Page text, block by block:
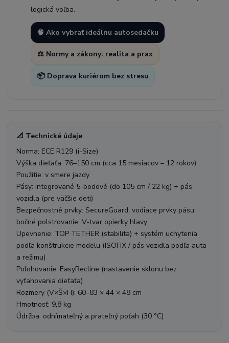
logická voľba.
🧠 Ako vybrať ideálnu autosedačku
⚖️ Normy a zákony: realita a prax
📦 Doprava kuriérom bez stresu
📐 Technické údaje
Norma: ECE R129 (i-Size)
Výška dieťaťa: 76–150 cm (cca 15 mesiacov – 12 rokov)
Použitie: v smere jazdy
Pásy: integrované 5-bodové (do 105 cm / 22 kg) + pás
vozidla (pre väčšie deti)
Bezpečnostné prvky: SecureGuard, vodiace prvky pásu,
bočné polstrovanie, V-tvar opierky hlavy
Upevnenie: TOP TETHER (stabilita) + systém uchytenia
podľa konštrukcie modelu (ISOFIX / pás vozidla podľa auta
a režimu)
Polohovanie: EasyRecline (nastavenie sklonu bez
vyťahovania dieťaťa)
Rozmery (V×Š×H): 60–83 × 44 × 48 cm
Hmotnosť: 9,8 kg
Údržba: odnímateľný a prateľný poťah (30 °C)